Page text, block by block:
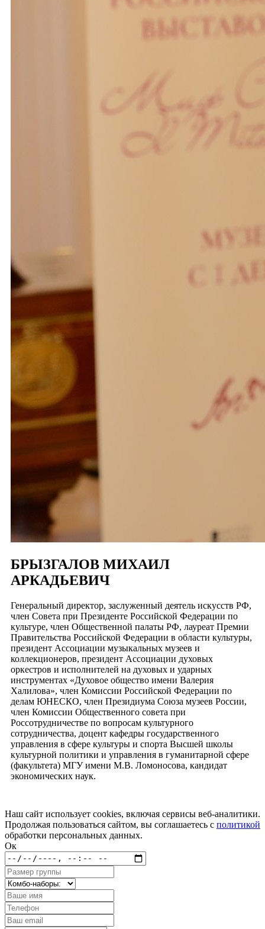
БРЫЗГАЛОВ МИХАИЛ
АРКАДЬЕВИЧ
Генеральный директор, заслуженный деятель искусств РФ,
член Совета при Президенте Российской Федерации по
культуре, член Общественной палаты РФ, лауреат Премии
Правительства Российской Федерации в области культуры,
президент Ассоциации музыкальных музеев и
коллекционеров, президент Ассоциации духовых
оркестров и исполнителей на духовых и ударных
инструментах «Духовое общество имени Валерия
Халилова», член Комиссии Российской Федерации по
делам ЮНЕСКО, член Президиума Союза музеев России,
член Комиссии Общественного совета при
Россотрудничестве по вопросам культурного
сотрудничества, доцент кафедры государственного
управления в сфере культуры и спорта Высшей школы
культурной политики и управления в гуманитарной сфере
(факультета) МГУ имени М.В. Ломоносова, кандидат
экономических наук.
Наш сайт использует cookies, включая сервисы веб-аналитики.
Продолжая пользоваться сайтом, вы соглашаетесь с политикой
обработки персональных данных.
Ок